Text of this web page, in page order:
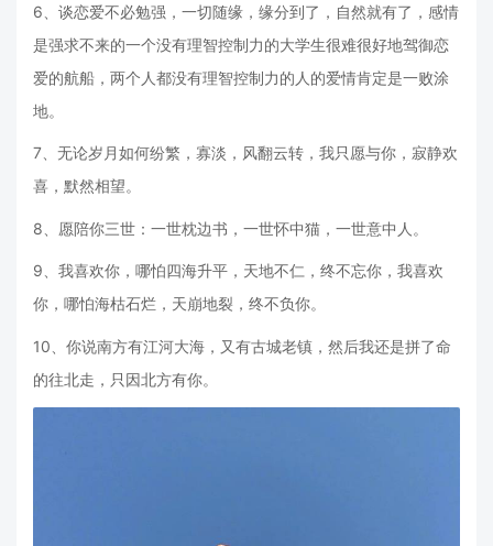
6、谈恋爱不必勉强，一切随缘，缘分到了，自然就有了，感情
是强求不来的一个没有理智控制力的大学生很难很好地驾御恋
爱的航船，两个人都没有理智控制力的人的爱情肯定是一败涂
地。
7、无论岁月如何纷繁，寡淡，风翻云转，我只愿与你，寂静欢
喜，默然相望。
8、愿陪你三世：一世枕边书，一世怀中猫，一世意中人。
9、我喜欢你，哪怕四海升平，天地不仁，终不忘你，我喜欢
你，哪怕海枯石烂，天崩地裂，终不负你。
10、你说南方有江河大海，又有古城老镇，然后我还是拼了命
的往北走，只因北方有你。